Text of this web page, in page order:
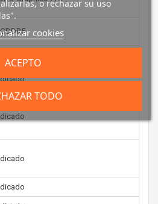
o rechazar su uso
cookies
TODO
ACEPTO